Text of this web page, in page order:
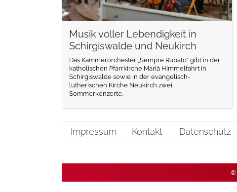
Musik voller Lebendigkeit in
Schirgiswalde und Neukirch
Das Kammerorchester „Sempre Rubato“ gibt in der
katholischen Pfarrkirche Mariä Himmelfahrt in
Schirgiswalde sowie in der evangelisch-
lutherischen Kirche Neukirch zwei
Sommerkonzerte.
Impressum Kontakt Datenschutz
©